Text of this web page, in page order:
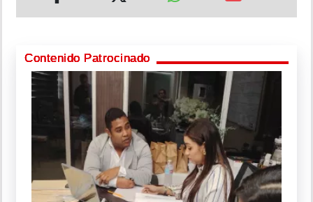
Contenido Patrocinado